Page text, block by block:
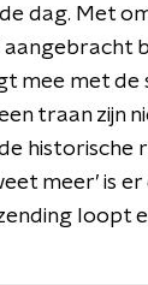
dag. Met
mee met de
traan zijn
historische
meer’ is
loopt